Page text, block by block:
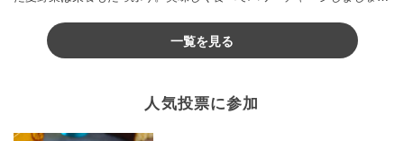
一覧を見る
人気投票に参加